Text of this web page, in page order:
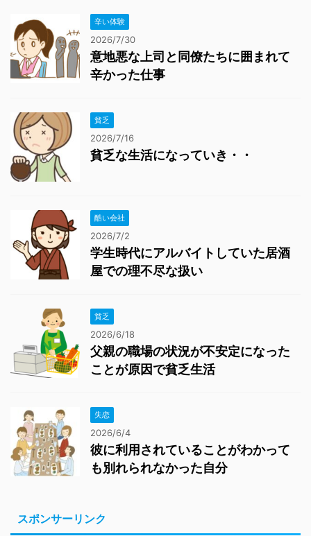
辛い体験
2026/7/30
意地悪な上司と同僚たちに囲まれて
辛かった仕事
貧乏
2026/7/16
貧乏な生活になっていき・・
酷い会社
2026/7/2
学生時代にアルバイトしていた居酒
屋での理不尽な扱い
貧乏
2026/6/18
父親の職場の状況が不安定になった
ことが原因で貧乏生活
失恋
2026/6/4
彼に利用されていることがわかって
も別れられなかった自分
スポンサーリンク